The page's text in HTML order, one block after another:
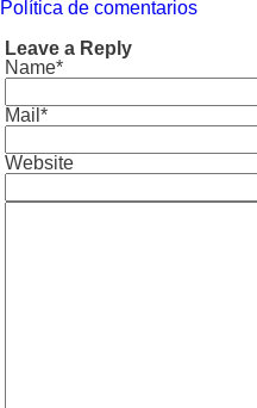
Política de comentarios
Leave a Reply
Name*
Mail*
Website